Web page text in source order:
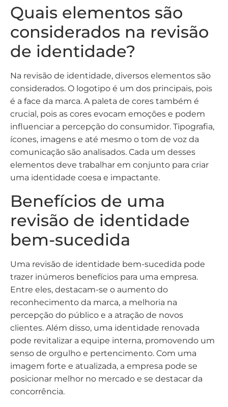
Quais elementos são
considerados na revisão
de identidade?
Na revisão de identidade, diversos elementos são
considerados. O logotipo é um dos principais, pois
é a face da marca. A paleta de cores também é
crucial, pois as cores evocam emoções e podem
influenciar a percepção do consumidor. Tipografia,
ícones, imagens e até mesmo o tom de voz da
comunicação são analisados. Cada um desses
elementos deve trabalhar em conjunto para criar
uma identidade coesa e impactante.
Benefícios de uma
revisão de identidade
bem-sucedida
Uma revisão de identidade bem-sucedida pode
trazer inúmeros benefícios para uma empresa.
Entre eles, destacam-se o aumento do
reconhecimento da marca, a melhoria na
percepção do público e a atração de novos
clientes. Além disso, uma identidade renovada
pode revitalizar a equipe interna, promovendo um
senso de orgulho e pertencimento. Com uma
imagem forte e atualizada, a empresa pode se
posicionar melhor no mercado e se destacar da
concorrência.